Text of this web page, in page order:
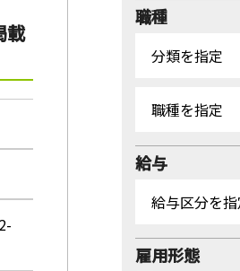
載
職種
給与
雇用形態